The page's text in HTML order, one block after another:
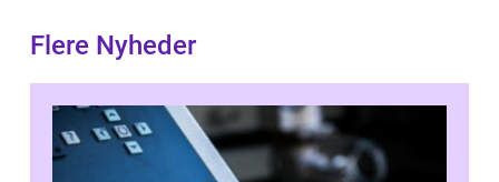
Flere Nyheder